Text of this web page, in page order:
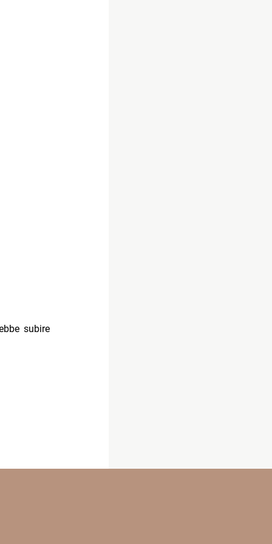
subire